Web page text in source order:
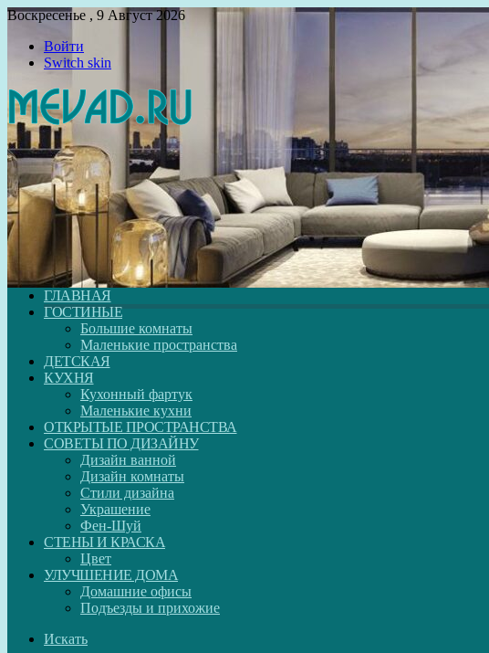
Воскресенье , 9 Август 2026
Войти
Switch skin
ГЛАВНАЯ
ГОСТИНЫЕ
Большие комнаты
Маленькие пространства
ДЕТСКАЯ
КУХНЯ
Кухонный фартук
Маленькие кухни
ОТКРЫТЫЕ ПРОСТРАНСТВА
СОВЕТЫ ПО ДИЗАЙНУ
Дизайн ванной
Дизайн комнаты
Стили дизайна
Украшение
Фен-Шуй
СТЕНЫ И КРАСКА
Цвет
УЛУЧШЕНИЕ ДОМА
Домашние офисы
Подъезды и прихожие
Искать